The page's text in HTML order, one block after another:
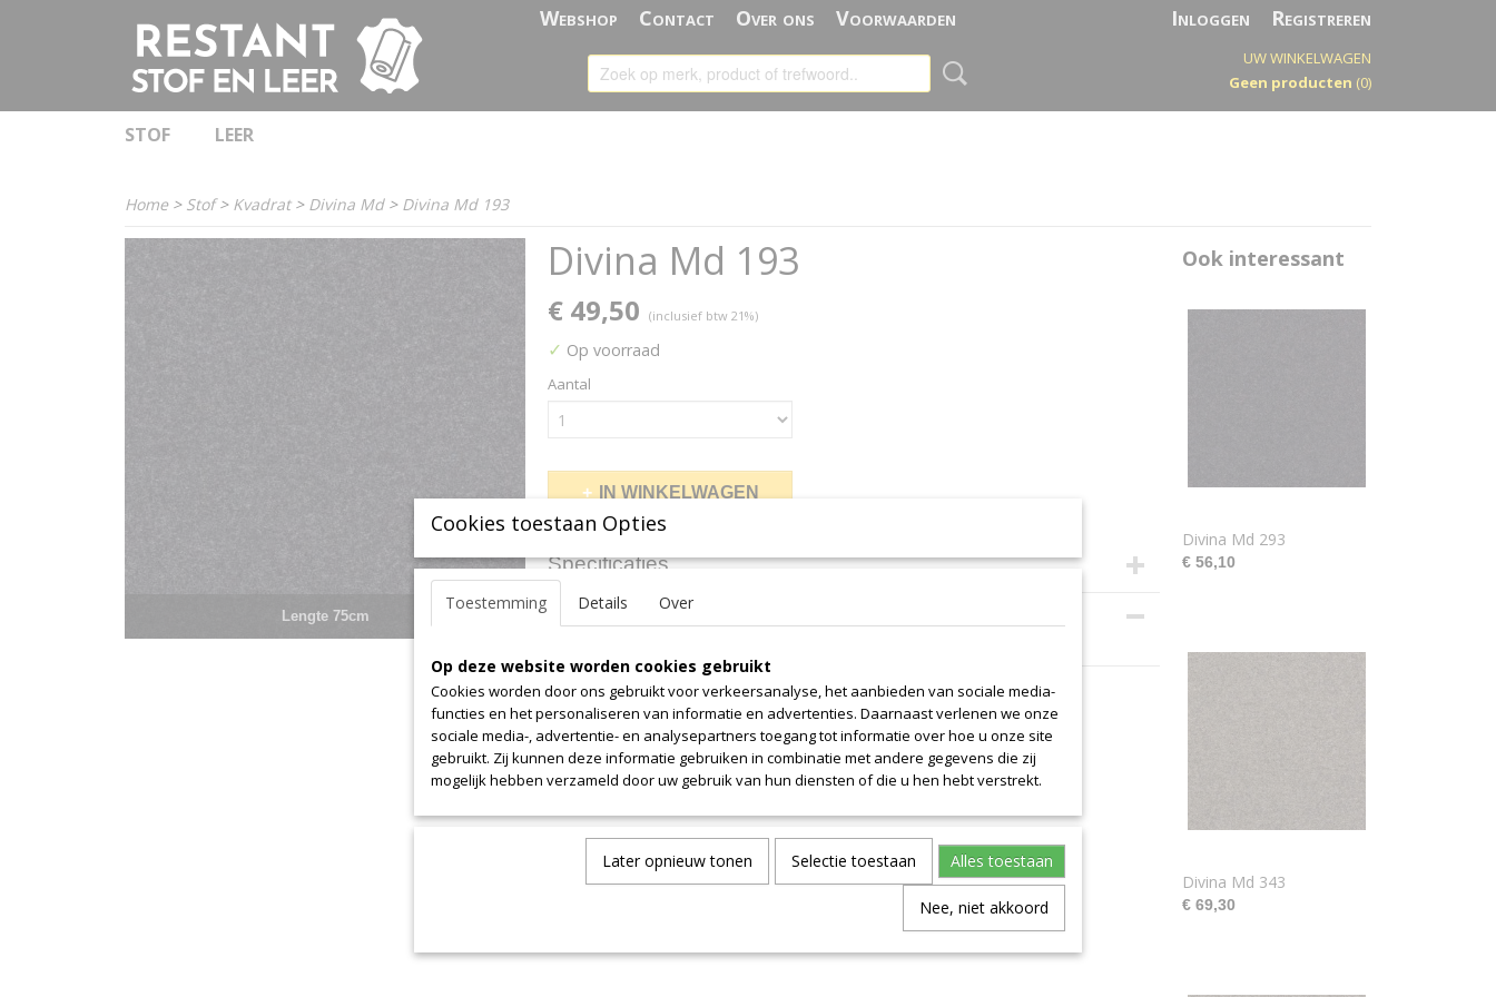
Webshop Contact Over ons Voorwaarden Inloggen Registreren
UW WINKELWAGEN
Geen producten (0)
STOF LEER
Home> Stof> Kvadrat> Divina Md> Divina Md 193
Lengte 75cm
Divina Md 193
€ 49,50 (inclusief btw 21%)
✓ Op voorraad
Aantal
IN WINKELWAGEN
Specificaties
Productcode leverancier
Afmetingen (l,b,h)
75 x 150 x 0 cm
Omschrijving
Ook interessant
Divina Md 293
€ 56,10
Divina Md 343
€ 69,30
Cookies toestaan Opties
Toestemming Details Over
Op deze website worden cookies gebruikt
Cookies worden door ons gebruikt voor verkeersanalyse, het aanbieden van sociale media-
functies en het personaliseren van informatie en advertenties. Daarnaast verlenen we onze
sociale media-, advertentie- en analysepartners toegang tot informatie over hoe u onze site
gebruikt. Zij kunnen deze informatie gebruiken in combinatie met andere gegevens die zij
mogelijk hebben verzameld door uw gebruik van hun diensten of die u hen hebt verstrekt.
Later opnieuw tonen Selectie toestaan Alles toestaan
Nee, niet akkoord